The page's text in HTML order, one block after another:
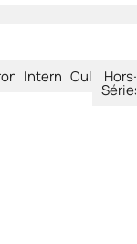
International
CultureHors-
Séries